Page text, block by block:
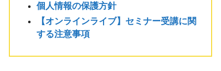
個人情報の保護方針
【オンラインライブ】セミナー受講に関
する注意事項